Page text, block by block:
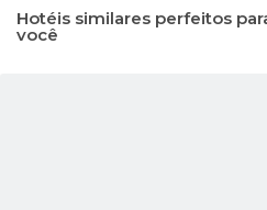
Hotéis similares perfeitos
você